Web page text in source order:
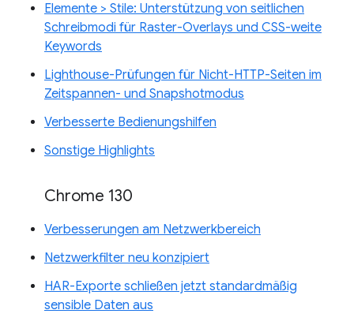
Elemente > Stile: Unterstützung von seitlichen
Schreibmodi für Raster-Overlays und CSS-weite
Keywords
Lighthouse-Prüfungen für Nicht-HTTP-Seiten im
Zeitspannen- und Snapshotmodus
Verbesserte Bedienungshilfen
Sonstige Highlights
Chrome 130
Verbesserungen am Netzwerkbereich
Netzwerkfilter neu konzipiert
HAR-Exporte schließen jetzt standardmäßig
sensible Daten aus